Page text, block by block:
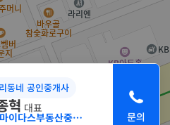
동네 공인중개사
혁 대표
(주)마이다스부동산중개법인 서초